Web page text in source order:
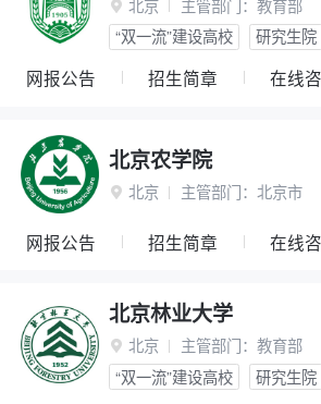
 北京 主管部门： 教育部
“双一流”建设高校
研究生院
网报公告 招生简章 在线
北京农学院
 北京 主管部门： 北京市
网报公告 招生简章 在线
北京林业大学
 北京 主管部门： 教育部
“双一流”建设高校
研究生院